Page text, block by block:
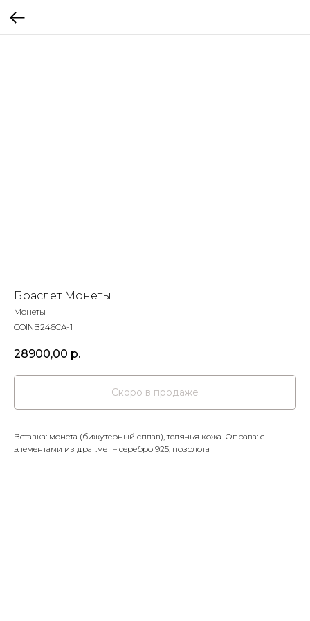
Браслет Монеты
Монеты
COINB246CA-1
28900,00 р.
Вставка: монета (бижутерный сплав), телячья кожа. Оправа: с
элементами из драг.мет – серебро 925, позолота